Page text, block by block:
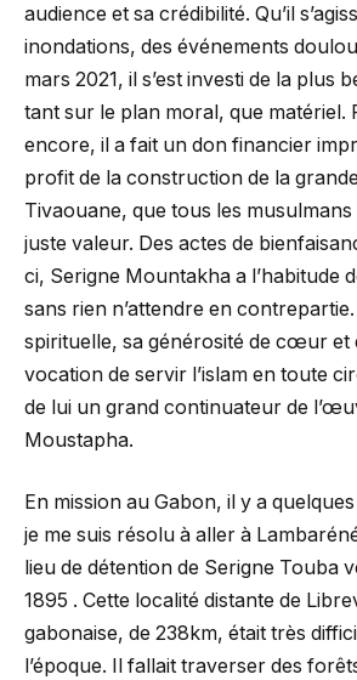
audience et sa crédibilité. Qu’il
inondations, des événements
mars 2021, il s’est investi de la plus
tant sur le plan moral, que matériel.
encore, il a fait un don financier
profit de la construction de la
Tivaouane, que tous les
juste valeur. Des actes de
ci, Serigne Mountakha a l’habitude
sans rien n’attendre en
spirituelle, sa générosité de cœur et
vocation de servir l’islam en toute
de lui un grand continuateur de
Moustapha.
En mission au Gabon, il y a
je me suis résolu à aller à
lieu de détention de Serigne Touba
1895 . Cette localité distante de
gabonaise, de 238km, était très
l’époque. Il fallait traverser des